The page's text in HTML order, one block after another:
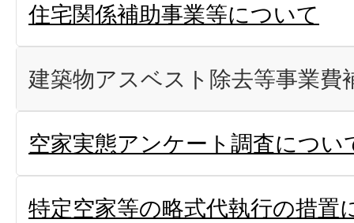
住宅関係補助事業等について
建築物アスベスト除去等事業費
空家実態アンケート調査につい
特定空家等の略式代執行の措置